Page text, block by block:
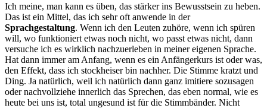
Ich meine, man kann es üben, das stärker ins Bewusstsein zu heben.
Das ist ein Mittel, das ich sehr oft anwende in der
Sprachgestaltung. Wenn ich den Leuten zuhöre, wenn ich spüren
will, wo funktioniert etwas noch nicht, wo passt etwas nicht, dann
versuche ich es wirklich nachzuerleben in meiner eigenen Sprache.
Hat dann immer am Anfang, wenn es ein Anfängerkurs ist oder was,
den Effekt, dass ich stockheiser bin nachher. Die Stimme kratzt und
Ding. Ja natürlich, weil ich natürlich dann ganz imitiere sozusagen
oder nachvollziehe innerlich das Sprechen, das eben normal, wie es
heute bei uns ist, total ungesund ist für die Stimmbänder. Nicht